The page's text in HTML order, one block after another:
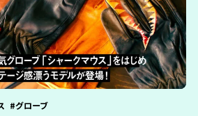
グローブ